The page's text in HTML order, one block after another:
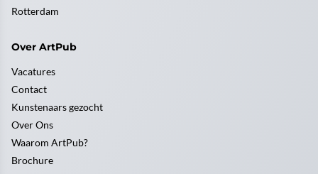
Rotterdam
Over ArtPub
Vacatures
Contact
Kunstenaars gezocht
Over Ons
Waarom ArtPub?
Brochure